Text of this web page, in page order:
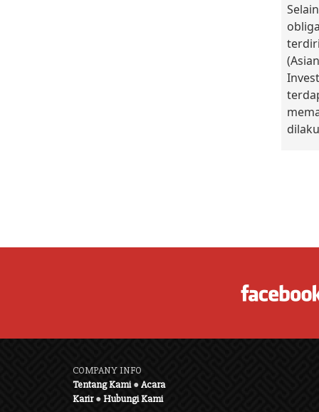
COMPANY INFO
Tentang Kami●Acara
Karir●Hubungi Kami